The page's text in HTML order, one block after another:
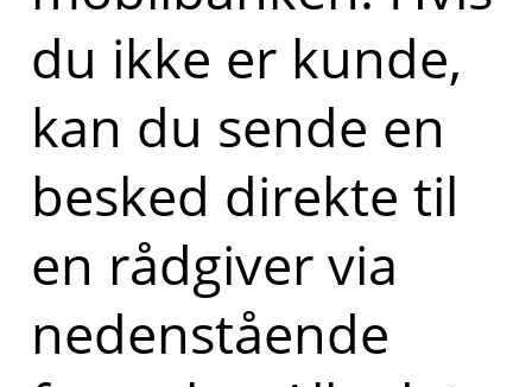
du ikke er kunde,
kan du sende en
besked direkte til
en rådgiver via
nedenstående